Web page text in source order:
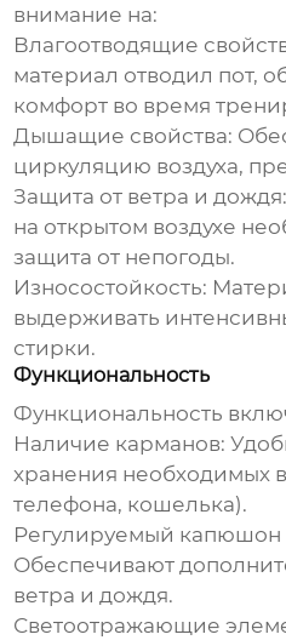
внимание на:
Влагоотводящие
материал отводил пот,
комфорт во время
Дышащие свойства:
циркуляцию воздуха,
Защита от ветра и дождя:
на открытом воздухе
защита от непогоды.
Износостойкость:
выдерживать
стирки.
Функциональность
Функциональность
Наличие карманов:
хранения необходимых
телефона, кошелька).
Регулируемый капюшон
Обеспечивают
ветра и дождя.
Светоотражающие